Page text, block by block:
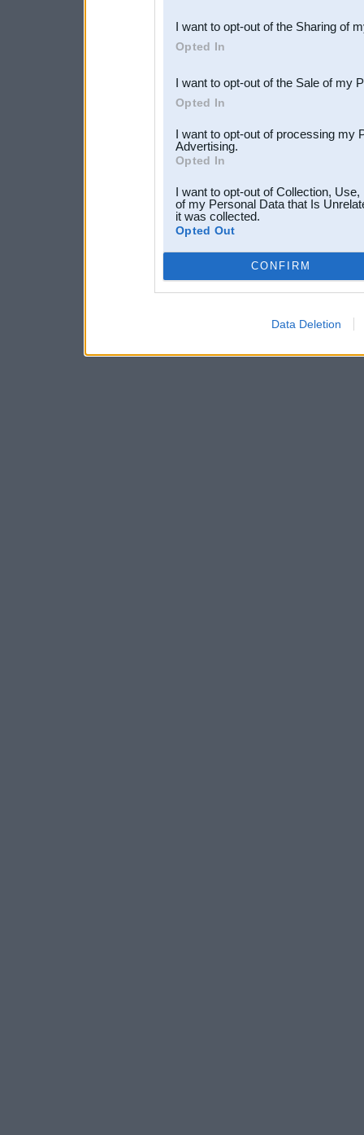
Downstream Participants
third parties.
I want to opt-out of the Sharing of
Opted In
I want to opt-out of the Sale of my
Opted In
I want to opt-out of processing my
Advertising.
Opted In
I want to opt-out of Collection,
of my Personal Data that Is
it was collected.
Opted Out
CONFIRM
Data Deletion